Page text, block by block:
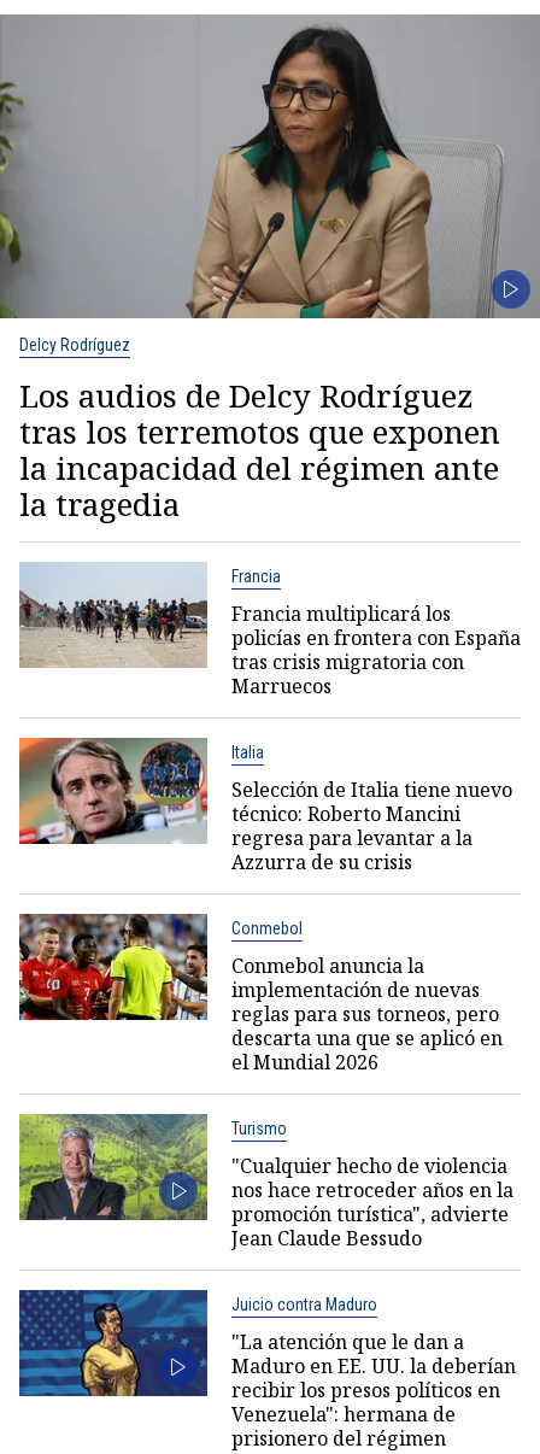
Delcy Rodríguez
Los audios de Delcy Rodríguez
tras los terremotos que exponen
la incapacidad del régimen ante
la tragedia
Francia
Francia multiplicará los
policías en frontera con España
tras crisis migratoria con
Marruecos
Italia
Selección de Italia tiene nuevo
técnico: Roberto Mancini
regresa para levantar a la
Azzurra de su crisis
Conmebol
Conmebol anuncia la
implementación de nuevas
reglas para sus torneos, pero
descarta una que se aplicó en
el Mundial 2026
Turismo
"Cualquier hecho de violencia
nos hace retroceder años en la
promoción turística", advierte
Jean Claude Bessudo
Juicio contra Maduro
"La atención que le dan a
Maduro en EE. UU. la deberían
recibir los presos políticos en
Venezuela": hermana de
prisionero del régimen